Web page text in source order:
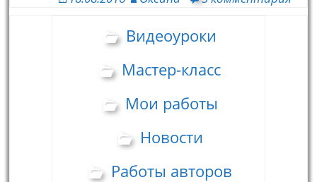
Видеоуроки
Мастер-класс
Мои работы
Новости
Работы авторов